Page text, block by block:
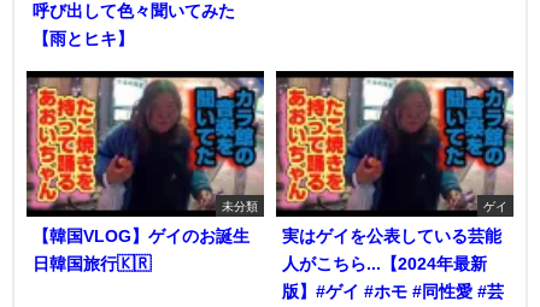
呼び出して色々聞いてみた
【雨とヒキ】
未分類
【韓国VLOG】ゲイのお誕生
日韓国旅行🇰🇷
ゲイ
実はゲイを公表している芸能
人がこちら...【2024年最新
版】#ゲイ #ホモ #同性愛 #芸